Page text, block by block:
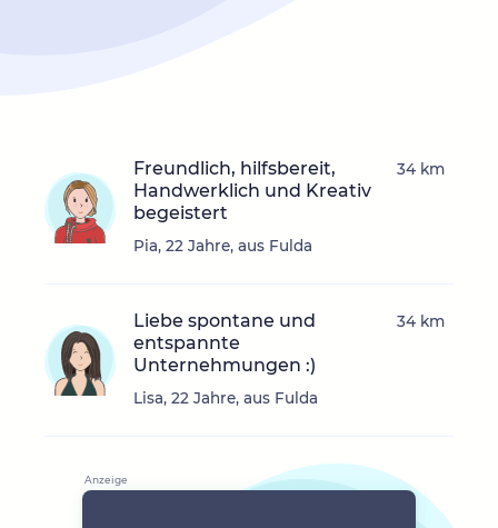
Freundlich, hilfsbereit,
Handwerklich und Kreativ
begeistert
Pia, 22 Jahre, aus Fulda
34 km
Liebe spontane und
entspannte
Unternehmungen :)
Lisa, 22 Jahre, aus Fulda
34 km